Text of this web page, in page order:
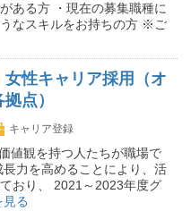
ある方 ・現在の募集職種に
なスキルをお持ちの方 ※ご
女性キャリア採用（オ
点）
キャリア登録
値観を持つ人たちが職場で
力を高めることにより、活
おり、 2021～2023年度グ
る